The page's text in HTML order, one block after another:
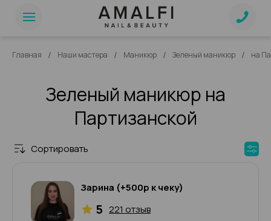
Главная / Наши мастера / Маникюр / Зеленый маникюр / на
Зеленый маникюр на
Партизанской
Сортировать
Зарина (+500р к чеку)
5 221 отзыв